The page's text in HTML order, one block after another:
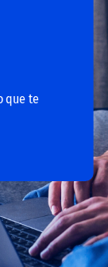
que te